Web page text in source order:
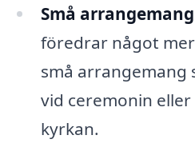
Små
föredrar något
små arrangemang
vid ceremonin eller
kyrkan.